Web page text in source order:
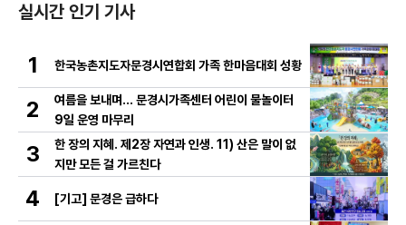
실시간 인기 기사
1 한국농촌지도자문경시연합회 가족 한마음대회 성황
2
여름을 보내며… 문경시가족센터 어린이 물놀이터
9일 운영 마무리
3
한 장의 지혜. 제2장 자연과 인생. 11) 산은 말이 없
지만 모든 걸 가르친다
4 [기고] 문경은 급하다